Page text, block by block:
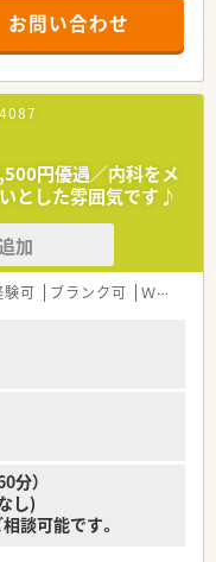
す。
境が整っています。待合
年齢層の薬剤師が勤務して
す。
、ストレスなく勤務する
方ですので、安心して勤務
院門前薬局です。多くの
数も1500品目と多く取り
4時間と少なくなっている
す。
お問い合わせ
円優遇／内科をメ
とした雰囲気です♪
加
験可 ブランク可 Ｗワーク可
分）
し)
談可能です。